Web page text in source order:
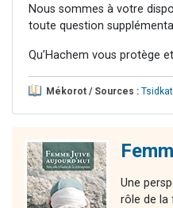
Nous sommes à votre
toute question
Qu’Hachem vous protège
Mékorot / Sources :
Une
rôle de la